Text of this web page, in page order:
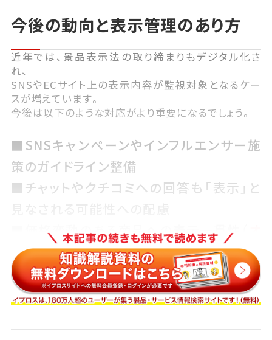
今後の動向と表示管理のあり方
近年では、景品表示法の取り締まりもデジタル化さ
れ、
SNSやECサイト上の表示内容が監視対象となるケー
スが増えています。
今後は以下のような対応がより重要になるでしょう。
■SNSキャンペーンやインフルエンサー施
策のガイドライン整備
■チャットやクチコミへの回答も「表示」と
■価格変動のある商品への表示一貫性（
ムニチャネルでの表記整合）
■AIによる自動モニタリングの活用と社内
チェック機能の補完